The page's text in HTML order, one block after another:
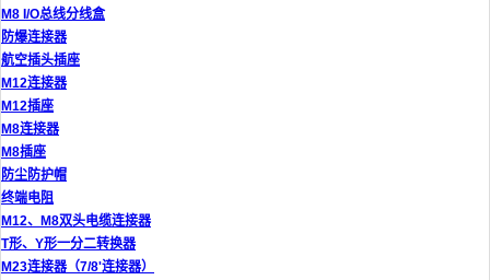
M8 I/O总线分线盒
防爆连接器
航空插头插座
M12连接器
M12插座
M8连接器
M8插座
防尘防护帽
终端电阻
M12、M8双头电缆连接器
T形、Y形一分二转换器
M23连接器（7/8'连接器）